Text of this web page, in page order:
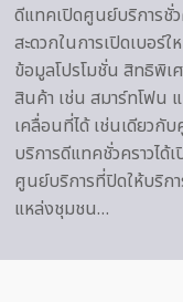
ดีแทคเปิดศูนย์บริการชั่ว
สะดวกในการเปิดเบอร์
ข้อมูลโปรโมชั่น สิทธิพิเ
สินค้า เช่น สมาร์ทโฟน
เคลื่อนที่ได้ เช่นเดียว
บริการดีแทคชั่วคราวได้
ศูนย์บริการที่ปิดให้บริก
แหล่งชุมชน…